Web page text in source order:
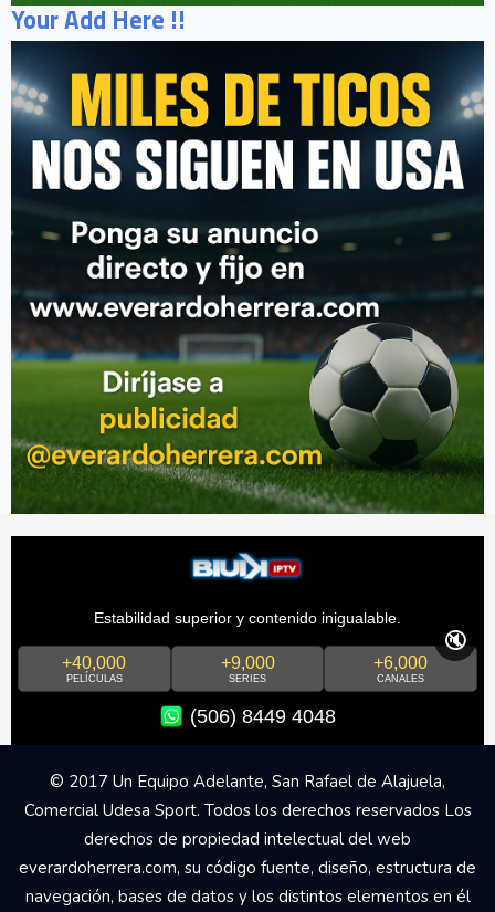
Your Add Here !!
Estabilidad superior y contenido inigualable.
+40,000
PELÍCULAS
+9,000
SERIES
+6,000
CANALES
(506) 8449 4048
🔇
© 2017 Un Equipo Adelante, San Rafael de Alajuela,
Comercial Udesa Sport. Todos los derechos reservados Los
derechos de propiedad intelectual del web
everardoherrera.com, su código fuente, diseño, estructura de
navegación, bases de datos y los distintos elementos en él